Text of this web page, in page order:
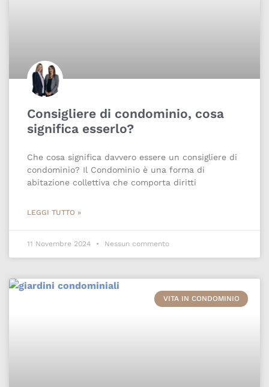
Consigliere di condominio, cosa
significa esserlo?
Che cosa significa davvero essere un consigliere di
condominio? Il Condominio è una forma di
abitazione collettiva che comporta diritti
LEGGI TUTTO »
11 Novembre 2024 Nessun commento
VITA IN CONDOMINIO